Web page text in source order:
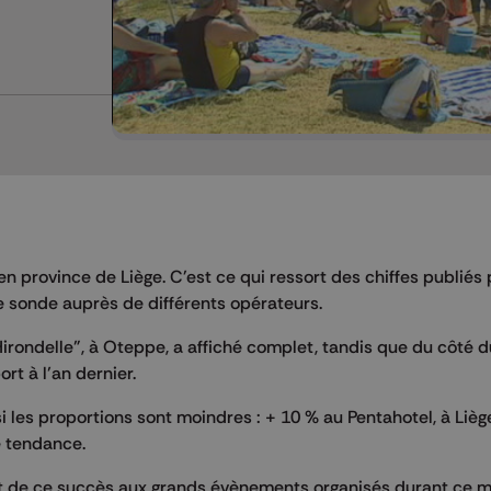
province de Liège. C'est ce qui ressort des chiffes publiés
auprès de différents opérateurs.
à Oteppe, a affiché complet, tandis que du côté
à l’an dernier.
proportions sont moindres : + 10 % au Pentahotel, à
tendance.